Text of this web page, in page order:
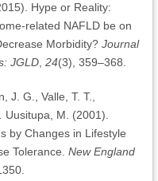
Hype or Reality:
related NAFLD be on
Morbidity? Journal
JGLD 24(3), 359–368.
J. G., Valle, T. T.,
M. (2001).
by Changes in Lifestyle
Tolerance. New England